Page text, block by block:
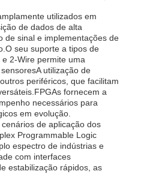
utilizados em
de dados de alta
de sinal e implementações de
seu suporte a tipos de
2-Wire permite uma
utilização de
periféricos, que facilitam
fornecem a
necessários para
em evolução.
de aplicação dos
Programmable Logic
espectro de indústrias e
com interfaces
estabilização rápidos, as